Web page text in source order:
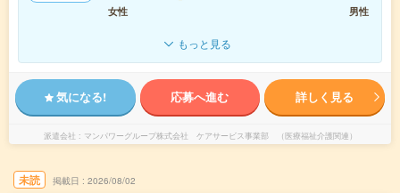
女性
男性
もっと見る
気になる! 応募へ進む 詳しく見る
派遣会社 マンパワーグループ株式会社 ケアサービス事業部 （医療福祉介護関連）
未読 掲載日 2026/08/02